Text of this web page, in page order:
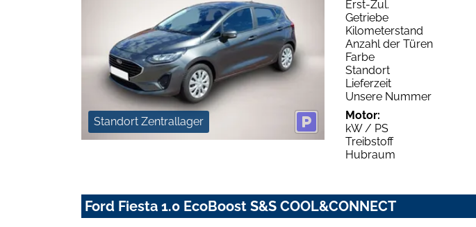
Standort Zentrallager
Erst-Zul.
Getriebe
Kilometerstand
Anzahl der Türen
Farbe
Standort
Lieferzeit
Unsere Nummer
Motor:
kW / PS
Treibstoff
Hubraum
Ford Fiesta 1.0 EcoBoost S&S COOL&CONNECT